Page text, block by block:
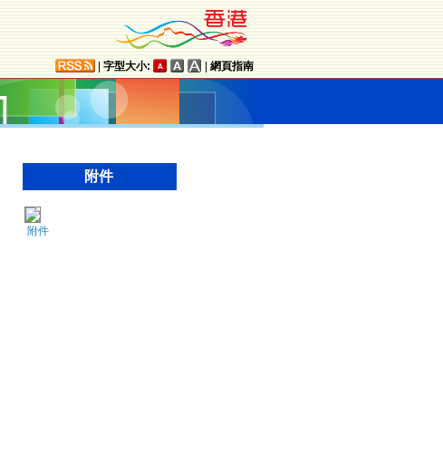
字型大小: 網頁指南
附件
附件